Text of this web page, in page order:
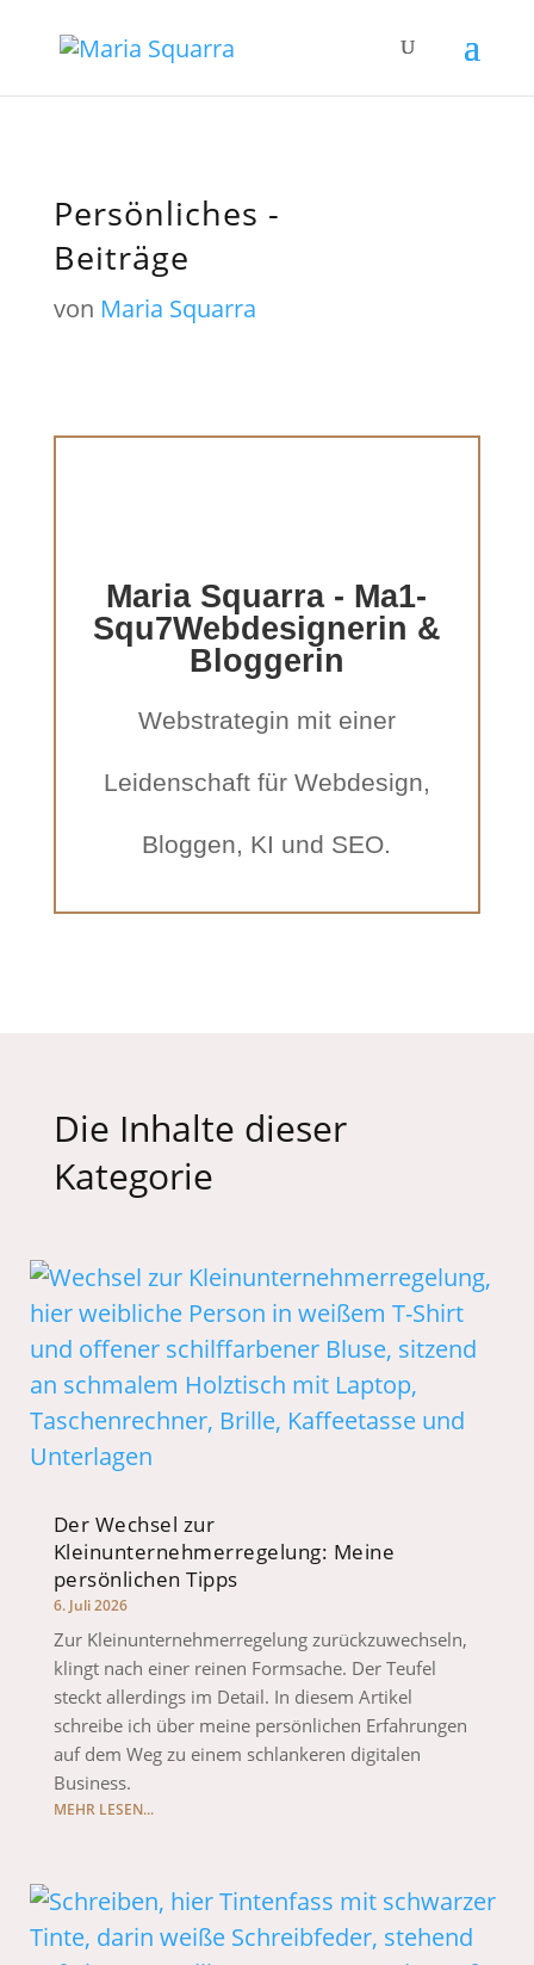
Persönliches -
Beiträge
von Maria Squarra
Maria Squarra - Ma1-
Squ7Webdesignerin &
Bloggerin
Webstrategin mit einer
Leidenschaft für Webdesign,
Bloggen, KI und SEO.
Die Inhalte dieser
Kategorie
Der Wechsel zur
Kleinunternehmerregelung: Meine
persönlichen Tipps
6. Juli 2026
Zur Kleinunternehmerregelung zurückzuwechseln,
klingt nach einer reinen Formsache. Der Teufel
steckt allerdings im Detail. In diesem Artikel
schreibe ich über meine persönlichen Erfahrungen
auf dem Weg zu einem schlankeren digitalen
Business.
MEHR LESEN...